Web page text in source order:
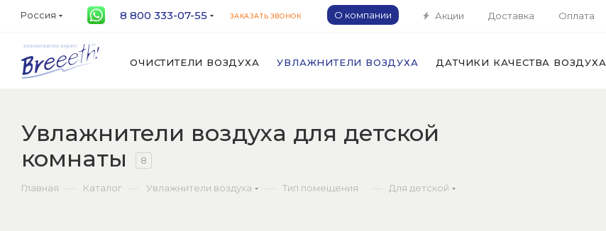
Россия 8 800 333-07-55 ЗАКАЗАТЬ ЗВОНОК О компании Акции Доставка Оплата
ОЧИСТИТЕЛИ ВОЗДУХА УВЛАЖНИТЕЛИ ВОЗДУХА ДАТЧИКИ КАЧЕСТВА ВОЗДУХА
Увлажнители воздуха для детской
комнаты
8
Главная Каталог Увлажнители воздуха Тип помещения Для детской